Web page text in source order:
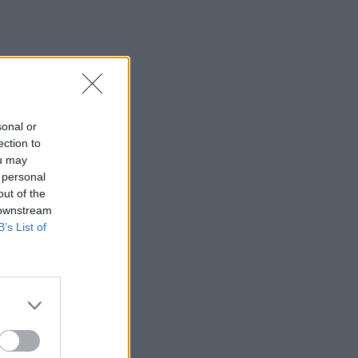
or
to
may
of the
List of
Ο «χάρτης» των πληρωμών από τον e-
ΕΦΚΑ και τη ΔΥΠΑ έως τις 14
Αυγούστου